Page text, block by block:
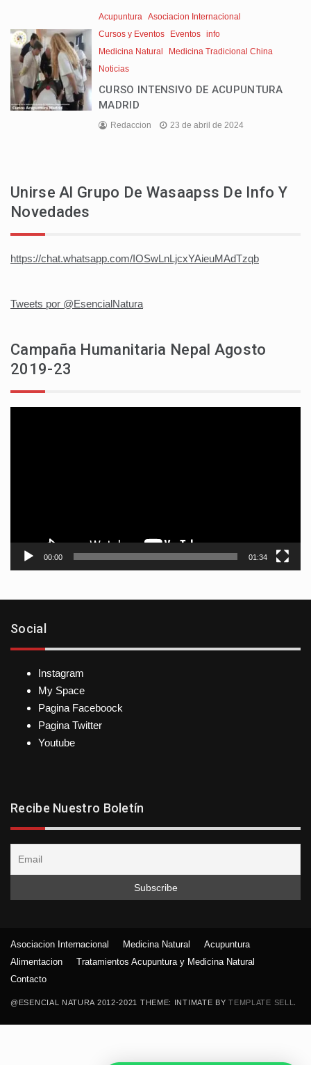
Acupuntura Asociacion Internacional
Cursos y Eventos
Eventos info
Medicina Natural
Medicina Tradicional China
Noticias
CURSO INTENSIVO DE ACUPUNTURA
MADRID
Redaccion 23 de abril de 2024
Unirse Al Grupo De Wasaapss De Info Y
Novedades
https://chat.whatsapp.com/IOSwLnLjcxYAieuMAdTzqb
Tweets por @EsencialNatura
Campaña Humanitaria Nepal Agosto
2019-23
00:00 01:34
Social
Instagram
My Space
Pagina Faceboock
Pagina Twitter
Youtube
Recibe Nuestro Boletín
@ESENCIAL NATURA 2012-2021 THEME: INTIMATE BYTEMPLATE SELL
Asociacion Internacional Medicina Natural
Acupuntura
Alimentacion
Tratamientos Acupuntura y Medicina Natural
Contacto